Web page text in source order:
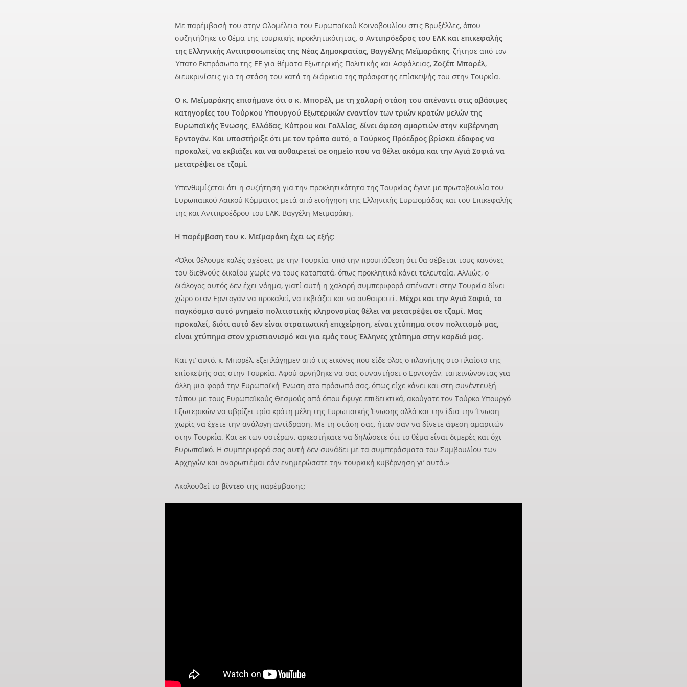
Με παρέμβασή του στην Ολομέλεια του Ευρωπαϊκού Κοινοβουλίου στις Βρυξέλλες, όπου
συζητήθηκε το θέμα της τουρκικής προκλητικότητας , ο Αντιπρόεδρος του ΕΛΚ και επικεφαλής
της Ελληνικής Αντιπροσωπείας της Νέας Δημοκρατίας, Βαγγέλης Μεϊμαράκης, ζήτησε από τον
Ύπατο Εκπρόσωπο της ΕΕ για θέματα Εξωτερικής Πολιτικής και Ασφάλειας, Ζοζέπ Μπορέλ,
διευκρινίσεις για τη στάση του κατά τη διάρκεια της πρόσφατης επίσκεψής του στην Τουρκία.
Ο κ. Μεϊμαράκης επισήμανε ότι ο κ. Μπορέλ, με τη χαλαρή στάση του απέναντι στις αβάσιμες
κατηγορίες του Τούρκου Υπουργού Εξωτερικών εναντίον των τριών κρατών μελών της
Ευρωπαϊκής Ένωσης, Ελλάδας, Κύπρου και Γαλλίας, δίνει άφεση αμαρτιών στην κυβέρνηση
Ερντογάν. Και υποστήριξε ότι με τον τρόπο αυτό, ο Τούρκος Πρόεδρος βρίσκει έδαφος να
προκαλεί, να εκβιάζει και να αυθαιρετεί σε σημείο που να θέλει ακόμα και την Αγιά Σοφιά να
μετατρέψει σε τζαμί.
Υπενθυμίζεται ότι η συζήτηση για την προκλητικότητα της Τουρκίας έγινε με πρωτοβουλία του
Ευρωπαϊκού Λαϊκού Κόμματος μετά από εισήγηση της Ελληνικής Ευρωομάδας και του Επικεφαλής
της και Αντιπροέδρου του ΕΛΚ, Βαγγέλη Μεϊμαράκη.
Η παρέμβαση του κ. Μεϊμαράκη έχει ως εξής:
«Όλοι θέλουμε καλές σχέσεις με την Τουρκία, υπό την προϋπόθεση ότι θα σέβεται τους κανόνες
του διεθνούς δικαίου χωρίς να τους καταπατά, όπως προκλητικά κάνει τελευταία. Αλλιώς, ο
διάλογος αυτός δεν έχει νόημα, γιατί αυτή η χαλαρή συμπεριφορά απέναντι στην Τουρκία δίνει
χώρο στον Ερντογάν να προκαλεί, να εκβιάζει και να αυθαιρετεί. Μέχρι και την Αγιά Σοφιά, το
παγκόσμιο αυτό μνημείο πολιτιστικής κληρονομίας θέλει να μετατρέψει σε τζαμί. Μας
προκαλεί, διότι αυτό δεν είναι στρατιωτική επιχείρηση, είναι χτύπημα στον πολιτισμό μας,
είναι χτύπημα στον χριστιανισμό και για εμάς τους Έλληνες χτύπημα στην καρδιά μας.
Και γι’ αυτό, κ. Μπορέλ, εξεπλάγημεν από τις εικόνες που είδε όλος ο πλανήτης στο πλαίσιο της
επίσκεψής σας στην Τουρκία. Αφού αρνήθηκε να σας συναντήσει ο Ερντογάν, ταπεινώνοντας για
άλλη μια φορά την Ευρωπαϊκή Ένωση στο πρόσωπό σας, όπως είχε κάνει και στη συνέντευξή
τύπου με τους Ευρωπαϊκούς Θεσμούς από όπου έφυγε επιδεικτικά, ακούγατε τον Τούρκο Υπουργό
Εξωτερικών να υβρίζει τρία κράτη μέλη της Ευρωπαϊκής Ένωσης αλλά και την ίδια την Ένωση
χωρίς να έχετε την ανάλογη αντίδραση. Με τη στάση σας, ήταν σαν να δίνετε άφεση αμαρτιών
στην Τουρκία. Και εκ των υστέρων, αρκεστήκατε να δηλώσετε ότι το θέμα είναι διμερές και όχι
Ευρωπαϊκό. Η συμπεριφορά σας αυτή δεν συνάδει με τα συμπεράσματα του Συμβουλίου των
Αρχηγών και αναρωτιέμαι εάν ενημερώσατε την τουρκική κυβέρνηση γι’ αυτά.»
Ακολουθεί το βίντεο της παρέμβασης: